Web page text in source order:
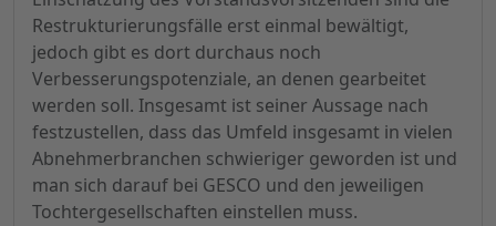
Restrukturierungsfälle erst einmal bewältigt,
jedoch gibt es dort durchaus noch
Verbesserungspotenziale, an denen gearbeitet
werden soll. Insgesamt ist seiner Aussage nach
festzustellen, dass das Umfeld insgesamt in vielen
Abnehmerbranchen schwieriger geworden ist und
man sich darauf bei GESCO und den jeweiligen
Tochtergesellschaften einstellen muss.